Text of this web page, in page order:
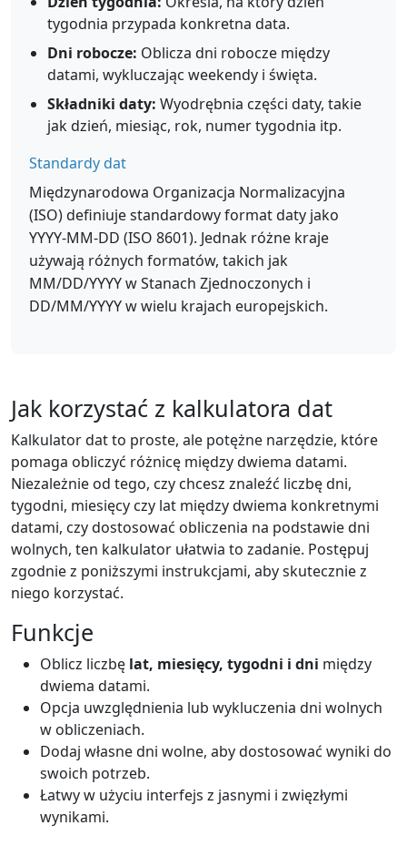
tygodnia przypada konkretna data.
Dni robocze: Oblicza dni robocze między
datami, wykluczając weekendy i święta.
Składniki daty: Wyodrębnia części daty, takie
jak dzień, miesiąc, rok, numer tygodnia itp.
Standardy dat
Międzynarodowa Organizacja Normalizacyjna
(ISO) definiuje standardowy format daty jako
YYYY-MM-DD (ISO 8601). Jednak różne kraje
używają różnych formatów, takich jak
MM/DD/YYYY w Stanach Zjednoczonych i
DD/MM/YYYY w wielu krajach europejskich.
Jak korzystać z kalkulatora dat
Kalkulator dat to proste, ale potężne narzędzie, które
pomaga obliczyć różnicę między dwiema datami.
Niezależnie od tego, czy chcesz znaleźć liczbę dni,
tygodni, miesięcy czy lat między dwiema konkretnymi
datami, czy dostosować obliczenia na podstawie dni
wolnych, ten kalkulator ułatwia to zadanie. Postępuj
zgodnie z poniższymi instrukcjami, aby skutecznie z
niego korzystać.
Funkcje
Oblicz liczbę lat, miesięcy, tygodni i dni między
dwiema datami.
Opcja uwzględnienia lub wykluczenia dni wolnych
w obliczeniach.
Dodaj własne dni wolne, aby dostosować wyniki do
swoich potrzeb.
Łatwy w użyciu interfejs z jasnymi i zwięzłymi
wynikami.